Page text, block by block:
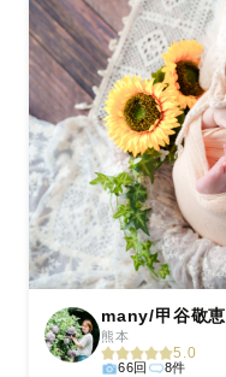
many/甲谷敬恵
熊本
5.0
66回 8件